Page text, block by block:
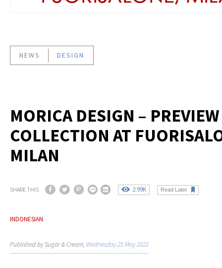
NEWS DESIGN
MORICA DESIGN – PREVIEW
COLLECTION AT
MILAN
SHARE THIS 2.99K Read Later
INDONESIAN
Published by Sugar & Cream, Wednesday 25 May 2022